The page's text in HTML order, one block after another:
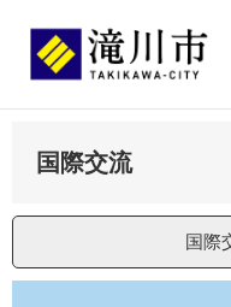
先
を
て
文
国際交流
国際